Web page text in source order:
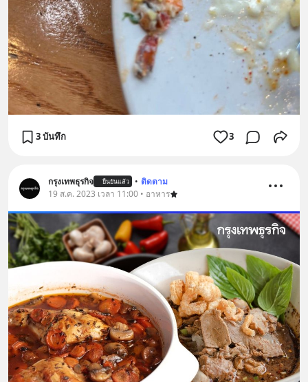
3 บันทึก 3
กรุงเทพธุรกิจ ยืนยันแล้ว • ติดตาม
19 ส.ค. 2023 เวลา 11:00 • อาหาร